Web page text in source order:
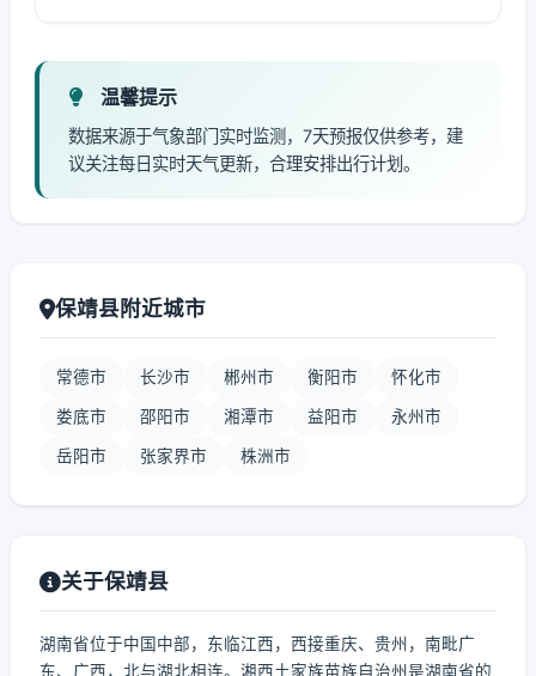
温馨提示
数据来源于气象部门实时监测，7天预报仅供参考，建
议关注每日实时天气更新，合理安排出行计划。
保靖县附近城市
常德市 长沙市 郴州市 衡阳市 怀化市
娄底市 邵阳市 湘潭市 益阳市 永州市
岳阳市 张家界市 株洲市
关于保靖县
湖南省位于中国中部，东临江西，西接重庆、贵州，南毗广
东、广西，北与湖北相连。湘西土家族苗族自治州是湖南省的